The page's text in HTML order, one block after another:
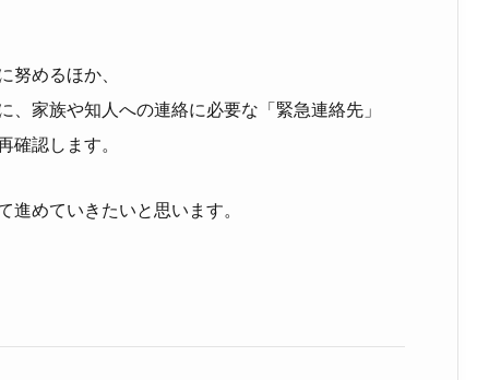
努めるほか、
家族や知人への連絡に必要な「緊急連絡先」
確認します。
進めていきたいと思います。